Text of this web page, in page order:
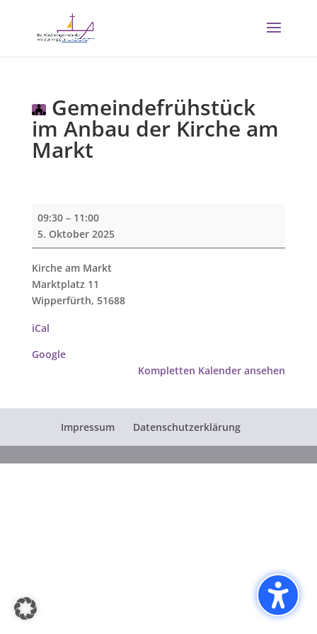
Gemeindefrühstück
im Anbau der Kirche am
Markt
Gemeindefrühstück
im
Kirche
am
Markt
09:30 – 11:00
5. Oktober 2025
Kirche am Markt
Marktplatz 11
Wipperfürth, 51688
iCal
Google
Kompletten Kalender ansehen
Impressum Datenschutzerklärung